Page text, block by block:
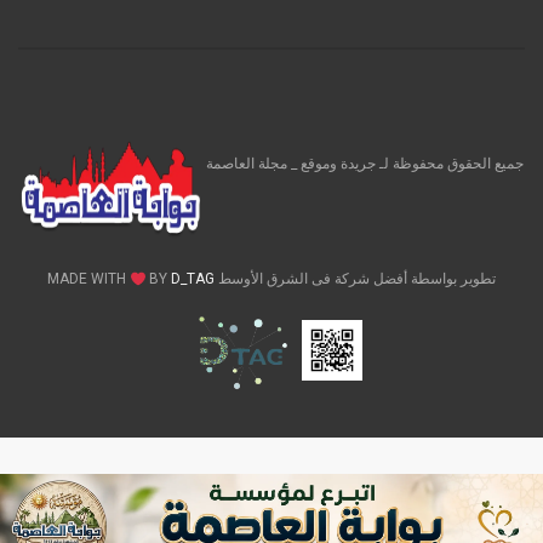
جميع الحقوق محفوظة لـ جريدة وموقع _ مجلة العاصمة
تطوير بواسطة أفضل شركة فى الشرق الأوسط MADE WITH BY D_TAG